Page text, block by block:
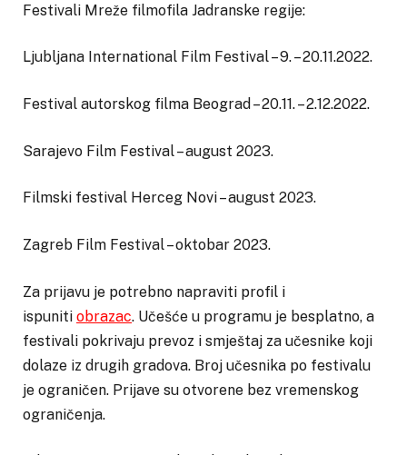
Festivali Mreže filmofila Jadranske regije:
Ljubljana International Film Festival – 9. – 20.11.2022.
Festival autorskog filma Beograd – 20.11. – 2.12.2022.
Sarajevo Film Festival – august 2023.
Filmski festival Herceg Novi – august 2023.
Zagreb Film Festival – oktobar 2023.
Za prijavu je potrebno napraviti profil i
ispuniti obrazac. Učešće u programu je besplatno, a
festivali pokrivaju prevoz i smještaj za učesnike koji
dolaze iz drugih gradova. Broj učesnika po festivalu
je ograničen. Prijave su otvorene bez vremenskog
ograničenja.